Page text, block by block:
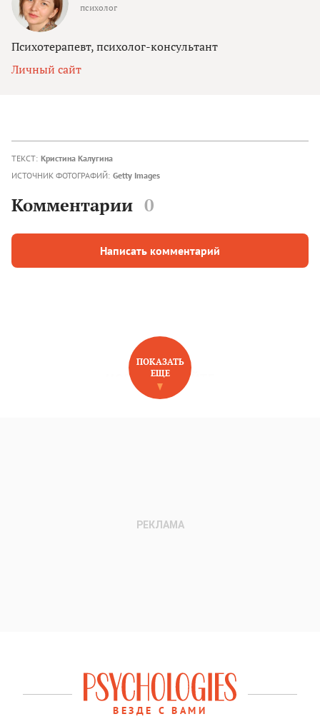
психолог
Психотерапевт, психолог-консультант
Личный сайт
ТЕКСТ: Кристина Калугина
ИСТОЧНИК ФОТОГРАФИЙ: Getty Images
Комментарии 0
Написать комментарий
НОВОЕ НА САЙТЕ
ПОКАЗАТЬ
ЕЩЕ
ВЕЗДЕ С ВАМИ